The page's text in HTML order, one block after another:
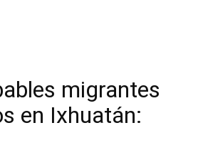
migrantes
en Ixhuatán: